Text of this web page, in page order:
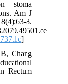
stoma
Am J
8.
B, Chang
Rectum